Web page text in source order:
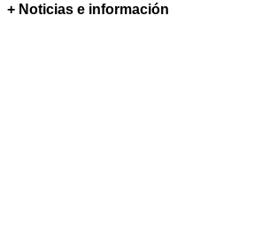
+ Noticias e información